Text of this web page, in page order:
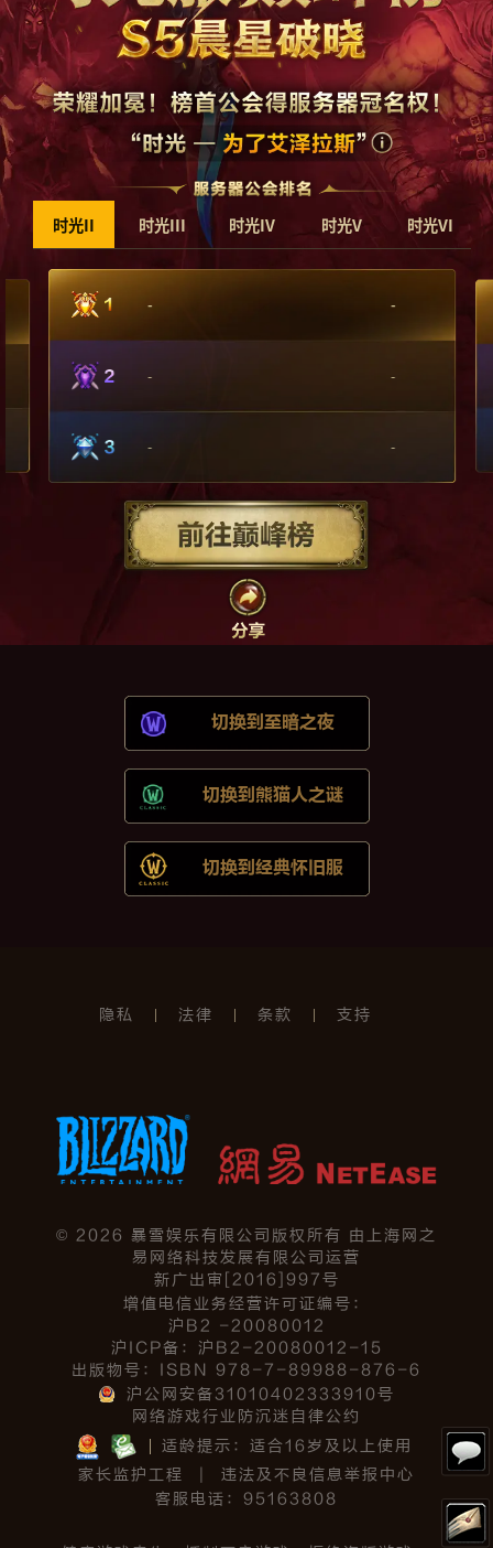
时光II 时光III 时光IV 时光V 时光VI
- -
- -
- -
切换到至暗之夜
切换到熊猫人之谜
切换到经典怀旧服
隐私 法律 条款 支持
© 2026 暴雪娱乐有限公司版权所有 由上海网之
易网络科技发展有限公司运营
新广出审[2016]997号
增值电信业务经营许可证编号：
沪B2 -20080012
沪ICP备：沪B2-20080012-15
出版物号：ISBN 978-7-89988-876-6
沪公网安备31010402333910号
网络游戏行业防沉迷自律公约
适龄提示：适合16岁及以上使用
家长监护工程
违法及不良信息举报中心
客服电话：95163808